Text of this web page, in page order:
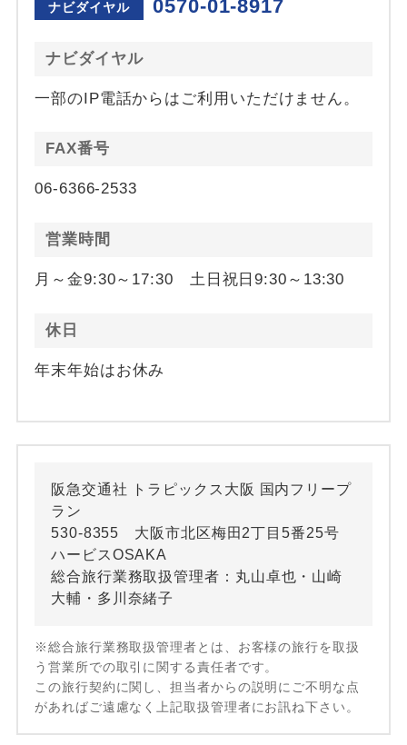
ナビダイヤル 0570-01-8917
ナビダイヤル
一部のIP電話からはご利用いただけません。
FAX番号
06-6366-2533
営業時間
月～金9:30～17:30 土日祝日9:30～13:30
休日
年末年始はお休み
阪急交通社 トラピックス大阪 国内フリープ
ラン
530-8355 大阪市北区梅田2丁目5番25号
ハービスOSAKA
総合旅行業務取扱管理者：丸山卓也・山崎
大輔・多川奈緒子
※総合旅行業務取扱管理者とは、お客様の旅行を取扱
う営業所での取引に関する責任者です。
この旅行契約に関し、担当者からの説明にご不明な点
があればご遠慮なく上記取扱管理者にお訊ね下さい。